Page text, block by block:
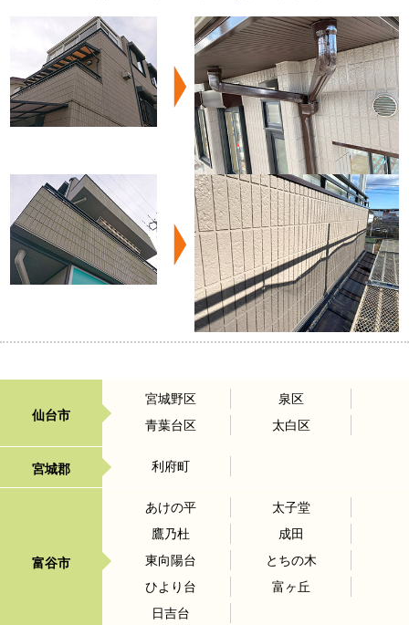
仙台市
宮城野区
泉区
青葉台区
太白区
宮城郡 利府町
富谷市
あけの平
太子堂
鷹乃杜
成田
東向陽台
とちの木
ひより台
富ヶ丘
日吉台